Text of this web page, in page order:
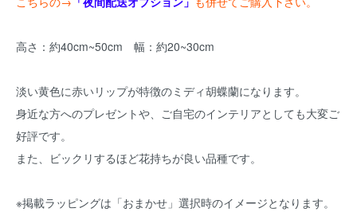
高さ：約40cm~50cm 幅：約20~30cm
淡い黄色に赤いリップが特徴のミディ胡蝶蘭になります。
身近な方へのプレゼントや、ご自宅のインテリアとしても大変ご
好評です。
また、ビックリするほど花持ちが良い品種です。
※掲載ラッピングは「おまかせ」選択時のイメージとなります。